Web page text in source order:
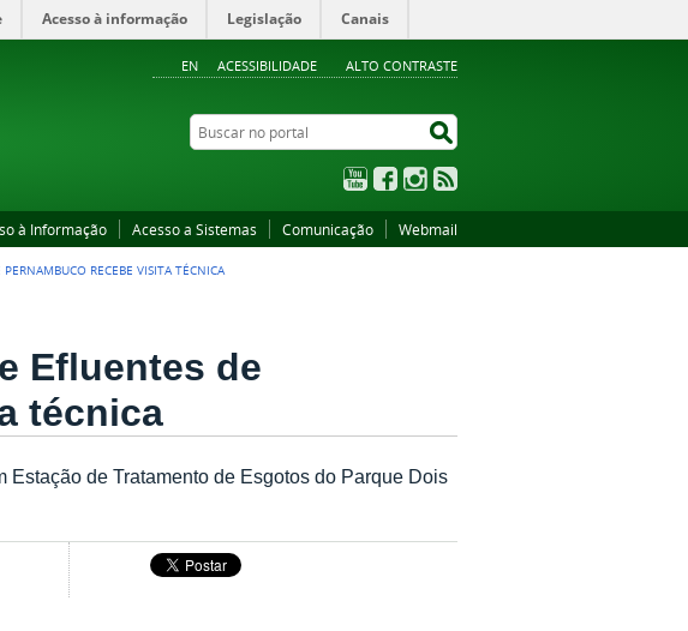
Acesso à informação Legislação Canais
EN ACESSIBILIDADE ALTO CONTRASTE
Buscar no portal
YouTubeFacebookInstagram
à Informação Acesso a Sistemas Comunicação Webmail
RECEBE VISITA TÉCNICA
Efluentes de
técnica
de Tratamento de Esgotos do Parque Dois